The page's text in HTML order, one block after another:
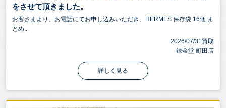
をさせて頂きました。
お客さまより、お電話にてお申し込みいただき、HERMES 保存袋 16個 ま
とめ...
2026/07/31買取
錬金堂 町田店
詳しく見る